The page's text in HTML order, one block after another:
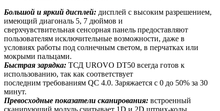
Большой и яркий дисплей: дисплей с высоким разрешением,
имеющий диагональ 5, 7 дюймов и
сверхчувствительная сенсорная панель предоставляют
пользователям исключительные возможности, даже в
условиях работы под солнечным светом, в перчатках или
мокрыми пальцами.
Быстрая зарядка: ТСД UROVO DT50 всегда готов к
использованию, так как соответствует
последним требованиям QC 4.0. Заряжается с 0 до 50% за 30
минут.
Превосходные показатели сканирования: встроенный
сканирующий модуль считывает 1D и 2D штрих-коды